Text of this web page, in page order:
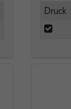
Druck